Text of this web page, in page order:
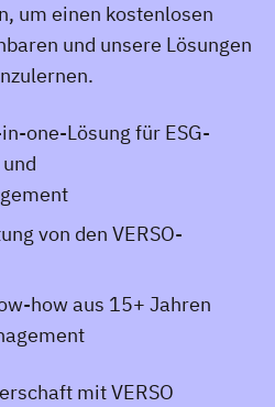
um einen kostenlosen
und unsere Lösungen
one-Lösung für ESG-
von den VERSO-
how aus 15+ Jahren
mit VERSO